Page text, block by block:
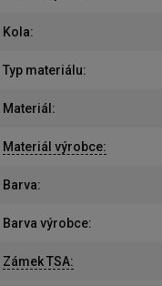
Kola:
Typ materiálu:
Materiál :
Materiál výrobce:
Barva:
Barva výrobce:
Zámek TSA: